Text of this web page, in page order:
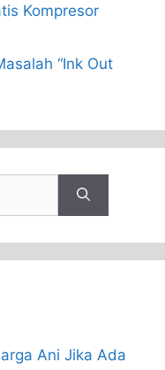
Kompresor
“Ink Out
Ani Jika Ada